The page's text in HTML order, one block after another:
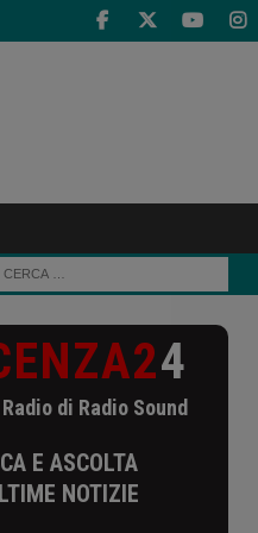
4
di Radio Sound
E ASCOLTA
NOTIZIE